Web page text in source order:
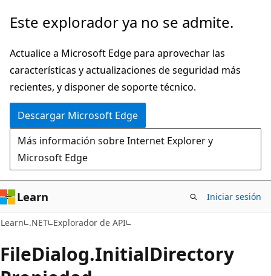
Ir
contenido
principal
Ir
la
navegación
en
la
página
Este explorador ya no se admite.
Actualice a Microsoft Edge para aprovechar las
características y actualizaciones de seguridad más
recientes, y disponer de soporte técnico.
Descargar Microsoft Edge
Más información sobre Internet Explorer y
Microsoft Edge
Learn Iniciar sesión
Learn .NET Explorador de API
FileDialog.InitialDirectory